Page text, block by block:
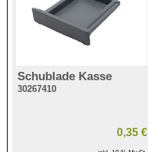
Schublade Kasse
30267410
0,35 €